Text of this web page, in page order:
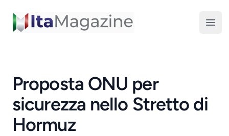
ItaMagazine
Proposta ONU per
sicurezza nello Stretto di
Hormuz